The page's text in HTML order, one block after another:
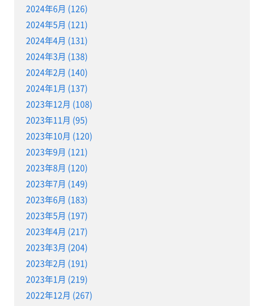
2024年6月 (126)
2024年5月 (121)
2024年4月 (131)
2024年3月 (138)
2024年2月 (140)
2024年1月 (137)
2023年12月 (108)
2023年11月 (95)
2023年10月 (120)
2023年9月 (121)
2023年8月 (120)
2023年7月 (149)
2023年6月 (183)
2023年5月 (197)
2023年4月 (217)
2023年3月 (204)
2023年2月 (191)
2023年1月 (219)
2022年12月 (267)